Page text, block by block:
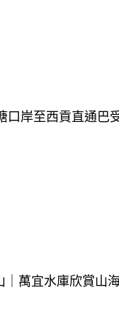
口岸至西貢直通
｜萬宜水庫欣賞山